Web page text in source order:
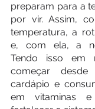
preparam para a
por vir. Assim,
temperatura, a
e, com ela, a
Tendo isso em
começar
cardápio e
em vitaminas